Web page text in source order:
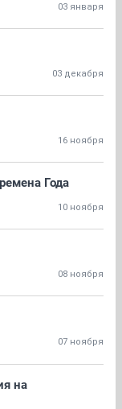
03 января
03 декабря
16 ноября
Года
10 ноября
08 ноября
07 ноября
на